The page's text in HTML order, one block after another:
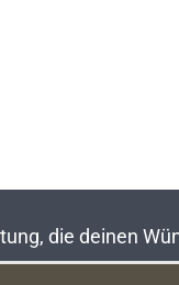
die deinen